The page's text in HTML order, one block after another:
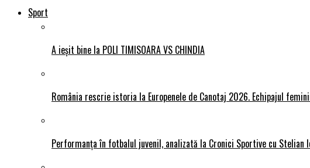
Sport
A ieșit bine la POLI TIMISOARA VS CHINDIA
România rescrie istoria la Europenele de Canotaj 2026. Echipajul
Performanța în fotbalul juvenil, analizată la Cronici Sportive cu Stelian